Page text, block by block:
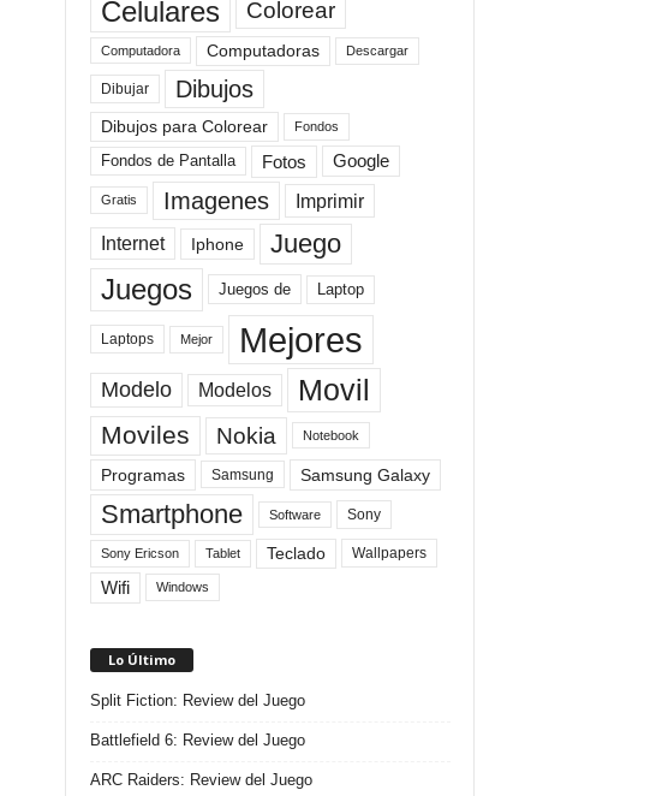
Celulares Colorear
Computadora Computadoras Descargar
Dibujar Dibujos
Dibujos para Colorear Fondos
Fondos de Pantalla Fotos Google
Gratis Imagenes Imprimir
Internet Iphone Juego
Juegos Juegos de Laptop
Laptops Mejor Mejores
Modelo Modelos Movil
Moviles Nokia Notebook
Programas Samsung Samsung Galaxy
Smartphone Software Sony
Sony Ericson Tablet Teclado Wallpapers
Wifi Windows
Lo Último
Split Fiction: Review del Juego
Battlefield 6: Review del Juego
ARC Raiders: Review del Juego